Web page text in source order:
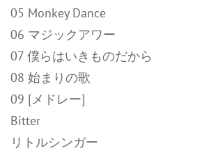
05 Monkey Dance
06 マジックアワー
07 僕らはいきものだから
08 始まりの歌
09 [メドレー]
Bitter
リトルシンガー